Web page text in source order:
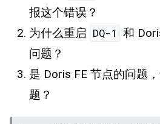
报这个错误？
为什么重启 DQ-1 和
问题？
是 Doris FE 节点的问题
题？